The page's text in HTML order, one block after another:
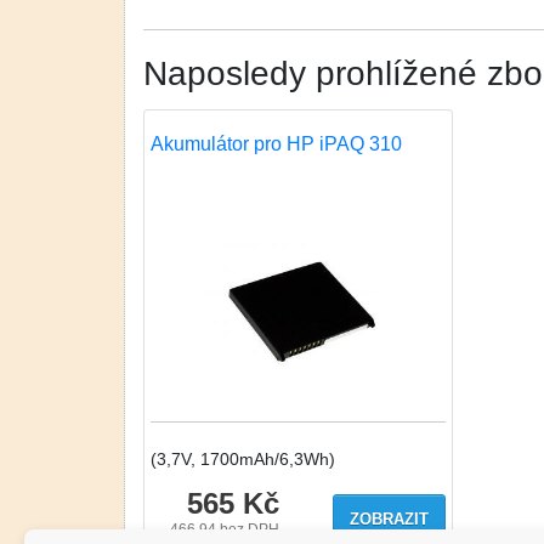
Naposledy prohlížené
Akumulátor pro HP iPAQ 310
(3,7V, 1700mAh/6,3Wh)
565 Kč
466.94 bez DPH
ZOBRAZIT